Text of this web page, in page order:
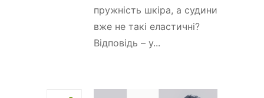
пружність шкіра, а судини
вже не такі еластичні?
Відповідь – у...